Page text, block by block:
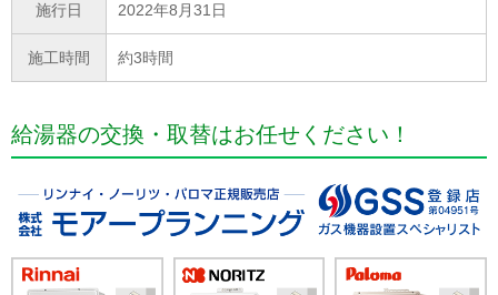
施行日 2022年8月31日
施工時間 約3時間
給湯器の交換・取替はお任せください！